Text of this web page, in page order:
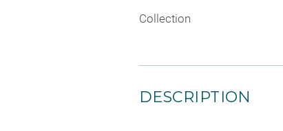
Collection
DESCRIPTION